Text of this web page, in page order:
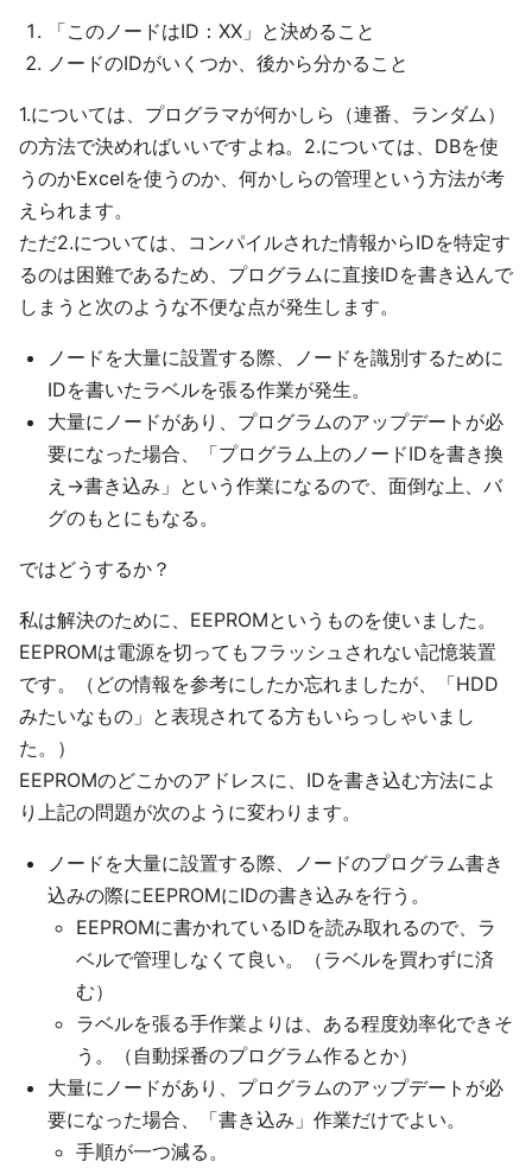
「このノードはID：XX」と決めること
ノードのIDがいくつか、後から分かること
1.については、プログラマが何かしら（連番、ランダム）
の方法で決めればいいですよね。2.については、DBを使
うのかExcelを使うのか、何かしらの管理という方法が考
えられます。
ただ2.については、コンパイルされた情報からIDを特定す
るのは困難であるため、プログラムに直接IDを書き込んで
しまうと次のような不便な点が発生します。
ノードを大量に設置する際、ノードを識別するために
IDを書いたラベルを張る作業が発生。
大量にノードがあり、プログラムのアップデートが必
要になった場合、「プログラム上のノードIDを書き換
え→書き込み」という作業になるので、面倒な上、バ
グのもとにもなる。
ではどうするか？
私は解決のために、EEPROMというものを使いました。
EEPROMは電源を切ってもフラッシュされない記憶装置
です。（どの情報を参考にしたか忘れましたが、「HDD
みたいなもの」と表現されてる方もいらっしゃいまし
た。）
EEPROMのどこかのアドレスに、IDを書き込む方法によ
り上記の問題が次のように変わります。
ノードを大量に設置する際、ノードのプログラム書き
込みの際にEEPROMにIDの書き込みを行う。
EEPROMに書かれているIDを読み取れるので、ラ
ベルで管理しなくて良い。（ラベルを買わずに済
む）
ラベルを張る手作業よりは、ある程度効率化できそ
う。（自動採番のプログラム作るとか）
大量にノードがあり、プログラムのアップデートが必
要になった場合、「書き込み」作業だけでよい。
手順が一つ減る。